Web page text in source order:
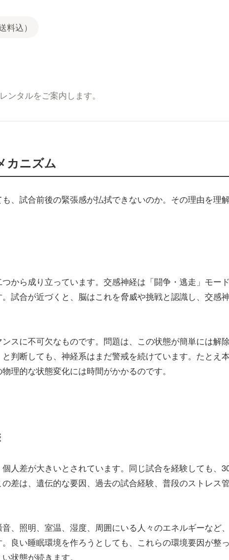
料込）
ンタルをご案内します。
カニズム
、試合前後の緊張感が払拭できないのか。その理由を理
から成り立っています。交感神経は「闘争・逃走」モード
試合が近づくと、脳はこれを脅威や挑戦と認識し、交感
スに不可欠なものです。問題は、この状態が簡単には解
判断しても、神経系はまだ警戒を続けています。たとえ
理的な状態変化には時間がかかるのです。
人差が大きいとされています。同じ試合を経験しても、
差は、遺伝的な要因、過去の試合経験、普段のストレス
、照明、室温、湿度、周囲にいる人々のエネルギーなど
良い睡眠環境を作ろうとしても、これらの環境要因が整
状態が続きます。